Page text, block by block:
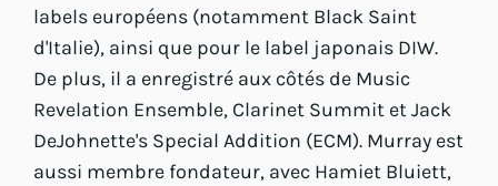
labels européens (notamment Black Saint
d'Italie), ainsi que pour le label japonais DIW.
De plus, il a enregistré aux côtés de Music
Revelation Ensemble, Clarinet Summit et Jack
DeJohnette's Special Addition (ECM). Murray est
aussi membre fondateur, avec Hamiet Bluiett,